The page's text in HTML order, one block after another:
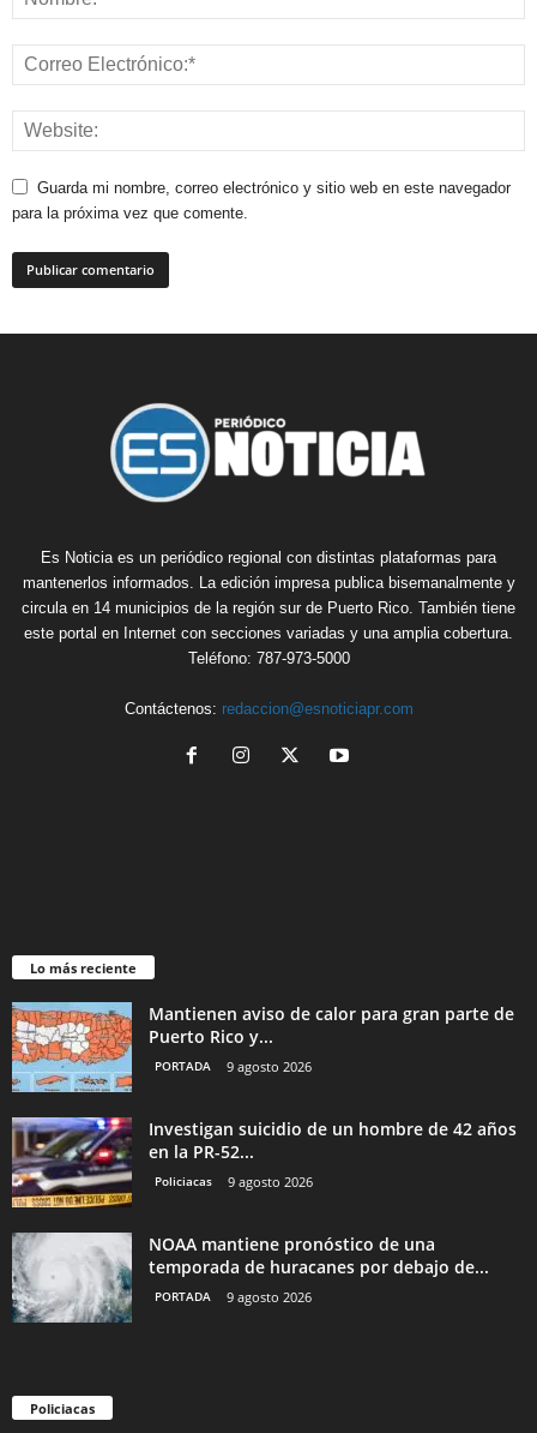
Guarda mi nombre, correo electrónico y sitio web en este navegador
para la próxima vez que comente.
Es Noticia es un periódico regional con distintas plataformas para
mantenerlos informados. La edición impresa publica bisemanalmente y
circula en 14 municipios de la región sur de Puerto Rico. También tiene
este portal en Internet con secciones variadas y una amplia cobertura.
Teléfono: 787-973-5000
Contáctenos: redaccion@esnoticiapr.com
Lo más reciente
Mantienen aviso de calor para gran parte de
Puerto Rico y...
PORTADA 9 agosto 2026
Investigan suicidio de un hombre de 42 años
en la PR-52...
Policiacas 9 agosto 2026
NOAA mantiene pronóstico de una
temporada de huracanes por debajo de...
PORTADA 9 agosto 2026
Policiacas